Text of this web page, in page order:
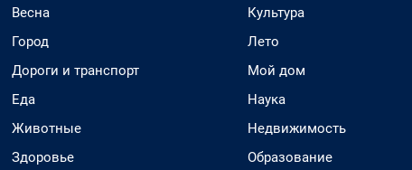
Весна
Город
Дороги и транспорт
Еда
Животные
Здоровье
Культура
Лето
Мой дом
Наука
Недвижимость
Образование